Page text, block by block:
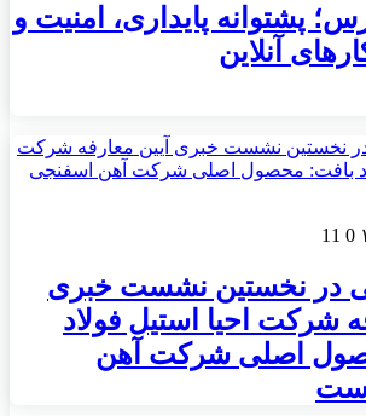
پشتوانه پایداری، امنیت و
آنلاین
0
11
در نخستین نشست خبری
شرکت احیا استیل فولاد
اصلی شرکت آهن